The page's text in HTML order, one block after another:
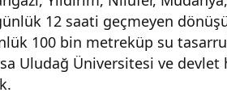
12 saati geçmeyen
100 bin metreküp su
Uludağ Üniversitesi ve